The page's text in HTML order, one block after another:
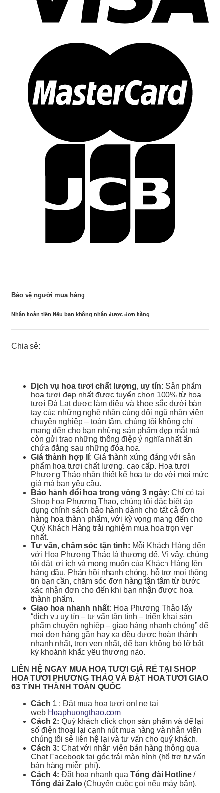
Bảo vệ người mua hàng
Nhận hoàn tiền Nếu bạn không nhận được đơn hàng
Chia sẻ:
Dịch vụ hoa tươi chất lượng, uy tín: Sản phẩm
hoa tươi đẹp nhất được tuyển chọn 100% từ hoa
tươi Đà Lạt được làm điệu và khoe sắc dưới bàn
tay của những nghệ nhân cùng đội ngũ nhân viên
chuyên nghiệp – toàn tâm, chúng tôi không chỉ
mang đến cho bạn những sản phẩm đẹp mắt mà
còn gửi trao những thông điệp ý nghĩa nhất ẩn
chứa đằng sau những đóa hoa.
Giá thành hợp lí: Giá thành xứng đáng với sản
phẩm hoa tươi chất lượng, cao cấp. Hoa tươi
Phương Thảo nhận thiết kế hoa tự do với mọi mức
giá mà bạn yêu cầu.
Bảo hành đổi hoa trong vòng 3 ngày: Chỉ có tại
Shop hoa Phương Thảo, chúng tôi đặc biệt áp
dụng chính sách bảo hành dành cho tất cả đơn
hàng hoa thành phẩm, với kỳ vọng mang đến cho
Quý Khách Hàng trải nghiệm mua hoa trọn vẹn
nhất.
Tư vấn, chăm sóc tận tình: Mỗi Khách Hàng đến
với Hoa Phương Thảo là thượng đế. Vì vậy, chúng
tôi đặt lợi ích và mong muốn của Khách Hàng lên
hàng đầu. Phản hồi nhanh chóng, hỗ trợ mọi thông
tin bạn cần, chăm sóc đơn hàng tận tâm từ bước
xác nhận đơn cho đến khi bạn nhận được hoa
thành phẩm.
Giao hoa nhanh nhất: Hoa Phương Thảo lấy
“dịch vụ uy tín – tư vấn tận tình – triển khai sản
phẩm chuyên nghiệp – giao hàng nhanh chóng” để
mọi đơn hàng gần hay xa đều được hoàn thành
nhanh nhất, trọn vẹn nhất, để bạn không bỏ lỡ bất
kỳ khoảnh khắc yêu thương nào.
LIÊN HỆ NGAY MUA HOA TƯƠI GIÁ RẺ TẠI SHOP
HOA TƯƠI PHƯƠNG THẢO VÀ ĐẶT HOA TƯƠI GIAO
63 TỈNH THÀNH TOÀN QUỐC
Cách 1 : Đặt mua hoa tươi online tại
web Hoaphuongthao.com
Cách 2: Quý khách click chọn sản phẩm và để lại
số điện thoại lại cạnh nút mua hàng và nhân viên
chúng tôi sẻ liên hệ lại và tư vấn cho quý khách.
Cách 3: Chat với nhân viên bán hàng thông qua
Chat Facebook tại góc trái màn hình (hổ trợ tư vấn
bán hàng miễn phí).
Cách 4: Đặt hoa nhanh qua Tổng đài Hotline /
Tổng đài Zalo (Chuyển cuộc gọi nếu máy bận).